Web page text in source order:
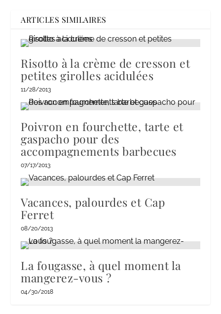
ARTICLES SIMILAIRES
Risotto à la crème de cresson et
petites girolles acidulées
11/28/2013
Poivron en fourchette, tarte et
gaspacho pour des
accompagnements barbecues
07/17/2013
Vacances, palourdes et Cap
Ferret
08/20/2013
La fougasse, à quel moment la
mangerez-vous ?
04/30/2018